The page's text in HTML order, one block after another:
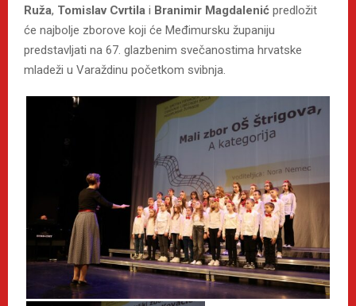
Ruža, Tomislav Cvrtila i Branimir Magdalenić predložit
će najbolje zborove koji će Međimursku županiju
predstavljati na 67. glazbenim svečanostima hrvatske
mladeži u Varaždinu početkom svibnja.